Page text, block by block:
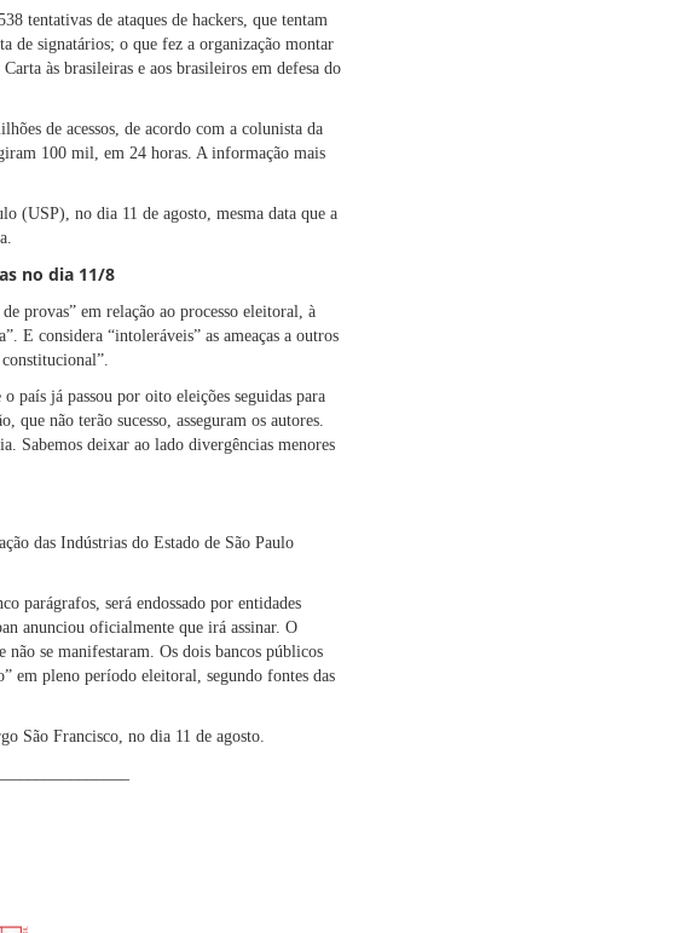
tentativas de ataques de hackers, que tentam
de signatários; o que fez a organização montar
às brasileiras e aos brasileiros em defesa do
de acessos, de acordo com a colunista da
100 mil, em 24 horas. A informação mais
(USP), no dia 11 de agosto, mesma data que a
no dia 11/8
provas” em relação ao processo eleitoral, à
E considera “intoleráveis” as ameaças a outros
país já passou por oito eleições seguidas para
que não terão sucesso, asseguram os autores.
Sabemos deixar ao lado divergências menores
das Indústrias do Estado de São Paulo
parágrafos, será endossado por entidades
anunciou oficialmente que irá assinar. O
se manifestaram. Os dois bancos públicos
em pleno período eleitoral, segundo fontes das
São Francisco, no dia 11 de agosto.